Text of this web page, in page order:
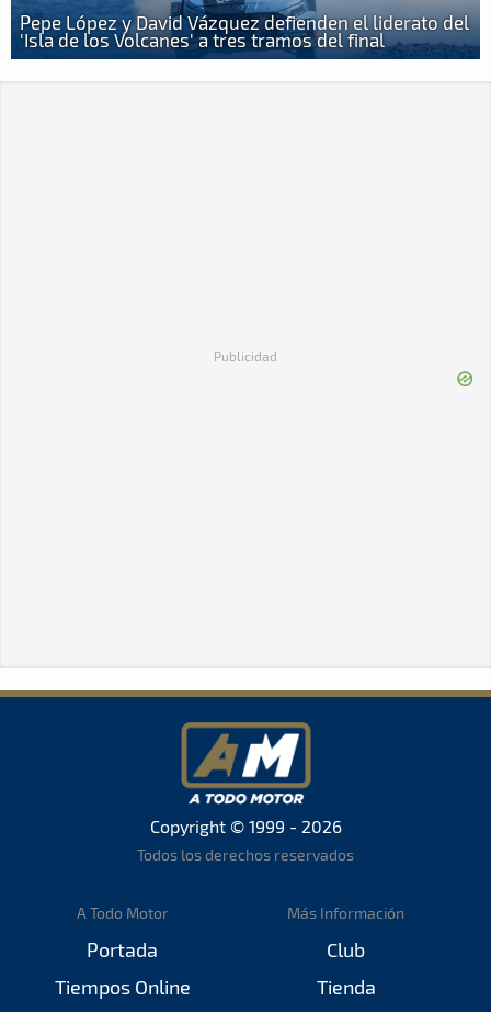
Pepe López y David Vázquez defienden el liderato del
'Isla de los Volcanes' a tres tramos del final
Publicidad
Copyright © 1999 - 2026
Todos los derechos reservados
A Todo Motor
Portada
Tiempos Online
Más Información
Club
Tienda